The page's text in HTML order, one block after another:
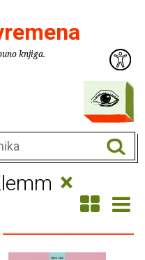
knjiga.
×